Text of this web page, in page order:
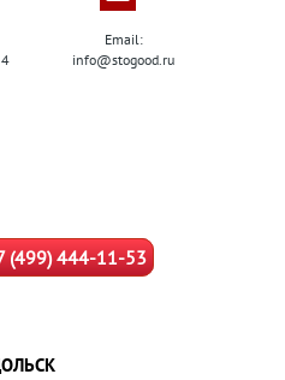
4
Email:
info@stogood.ru
(499) 444-11-53